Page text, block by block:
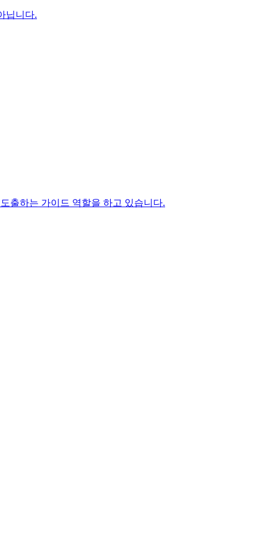
닙니다.
출하는 가이드 역할을 하고 있습니다.